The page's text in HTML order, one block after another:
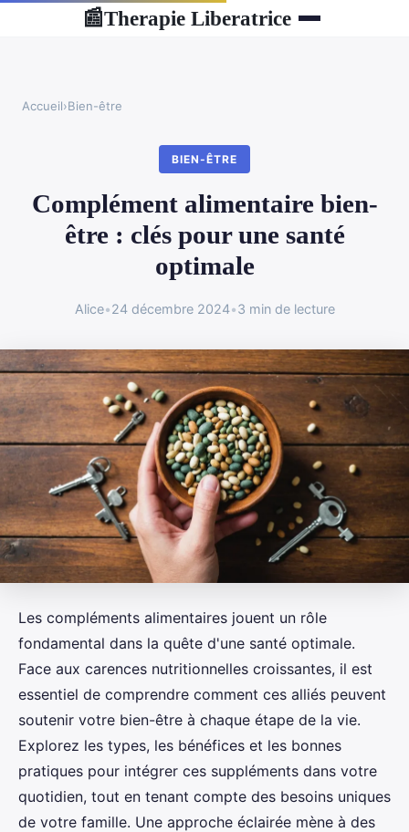
📰Therapie Liberatrice
Accueil›Bien-être
BIEN-ÊTRE
Complément alimentaire bien-
être : clés pour une santé
optimale
Alice•24 décembre 2024•3 min de lecture
Les compléments alimentaires jouent un rôle
fondamental dans la quête d'une santé optimale.
Face aux carences nutritionnelles croissantes, il est
essentiel de comprendre comment ces alliés peuvent
soutenir votre bien-être à chaque étape de la vie.
Explorez les types, les bénéfices et les bonnes
pratiques pour intégrer ces suppléments dans votre
quotidien, tout en tenant compte des besoins uniques
de votre famille. Une approche éclairée mène à des